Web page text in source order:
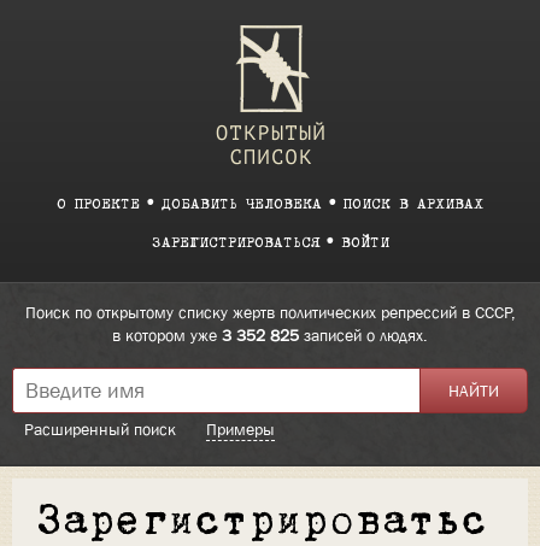
О ПРОЕКТЕ ДОБАВИТЬ ЧЕЛОВЕКА ПОИСК В АРХИВАХ
ЗАРЕГИСТРИРОВАТЬСЯ ВОЙТИ
Поиск по открытому списку жертв политических репрессий в СССР,
в котором уже 3 352 825 записей о людях.
Расширенный поиск Примеры
Зарегистрироватьс